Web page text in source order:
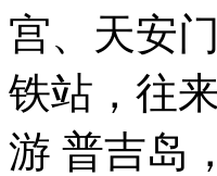
宫、天安
铁站，往
游 普吉岛